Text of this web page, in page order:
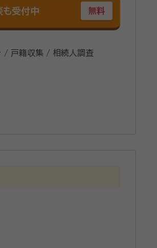
受付中 無料
/ 戸籍収集 / 相続人調査